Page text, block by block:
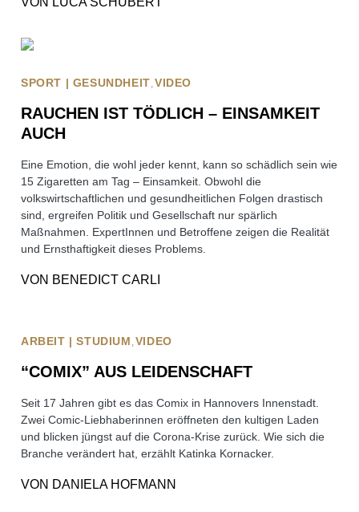
SPORT | GESUNDHEIT VIDEO
RAUCHEN IST TÖDLICH – EINSAMKEIT
AUCH
Eine Emotion, die wohl jeder kennt, kann so schädlich sein wie
15 Zigaretten am Tag – Einsamkeit. Obwohl die
volkswirtschaftlichen und gesundheitlichen Folgen drastisch
sind, ergreifen Politik und Gesellschaft nur spärlich
Maßnahmen. ExpertInnen und Betroffene zeigen die Realität
und Ernsthaftigkeit dieses Problems.
VON BENEDICT CARLI
ARBEIT | STUDIUM VIDEO
“COMIX” AUS LEIDENSCHAFT
Seit 17 Jahren gibt es das Comix in Hannovers Innenstadt.
Zwei Comic-Liebhaberinnen eröffneten den kultigen Laden
und blicken jüngst auf die Corona-Krise zurück. Wie sich die
Branche verändert hat, erzählt Katinka Kornacker.
VON DANIELA HOFMANN